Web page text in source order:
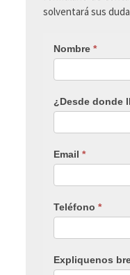
solventará sus
Nombre*
¿Desde donde
Email*
Teléfono*
Expliquenos